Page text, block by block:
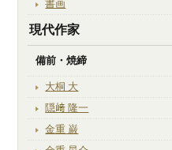
書画
現代作家
備前・焼締
大桐 大
隠﨑 隆一
金重 巌